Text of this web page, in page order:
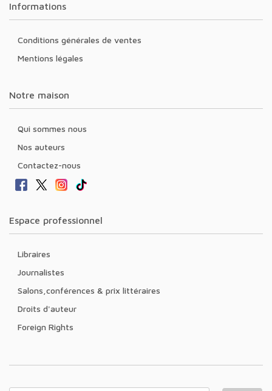
Informations
Conditions générales de ventes
Mentions légales
Notre maison
Qui sommes nous
Nos auteurs
Contactez-nous
Espace professionnel
Libraires
Journalistes
Salons,conférences & prix littéraires
Droits d'auteur
Foreign Rights